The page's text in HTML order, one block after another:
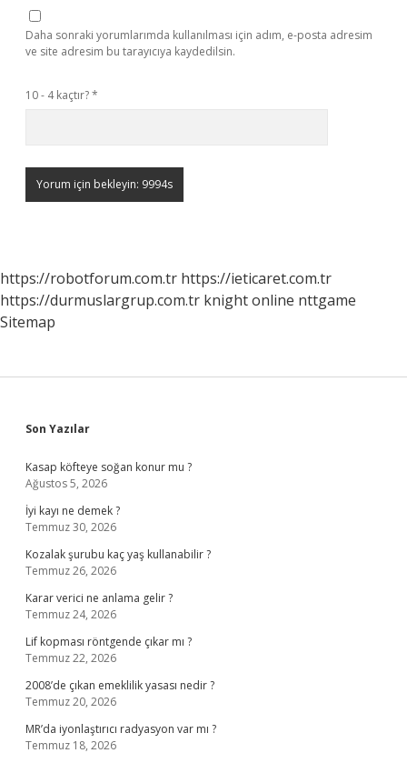
Daha sonraki yorumlarımda kullanılması için adım, e-posta adresim
ve site adresim bu tarayıcıya kaydedilsin.
10 - 4 kaçtır?*
https://robotforum.com.tr https://ieticaret.com.tr
https://durmuslargrup.com.tr knight online nttgame
Sitemap
Sidebar
Son Yazılar
Kasap köfteye soğan konur mu ?
Ağustos 5, 2026
İyi kayı ne demek ?
Temmuz 30, 2026
Kozalak şurubu kaç yaş kullanabilir ?
Temmuz 26, 2026
Karar verici ne anlama gelir ?
Temmuz 24, 2026
Lif kopması röntgende çıkar mı ?
Temmuz 22, 2026
2008’de çıkan emeklilik yasası nedir ?
Temmuz 20, 2026
MR’da iyonlaştırıcı radyasyon var mı ?
Temmuz 18, 2026